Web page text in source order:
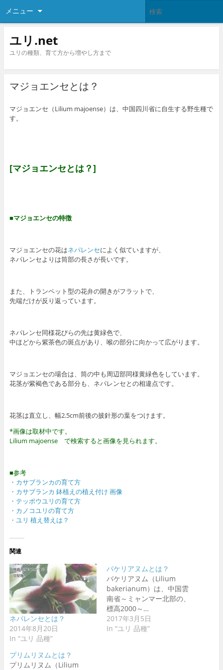
メニュー
ユリ.net
ユリの種類、育て方から増やし方まで
マジョエンセとは？
マジョエンセ（Lilium majoense）は、中国四川省に自生する野生種で
す。
[マジョエンセとは？]
■マジョエンセの特徴
マジョエンセの花はネパレンセによく似ていますが、
ネパレンセよりは筒部の長さが長いです。
また、トランペット型の花弁の開きがフラットで、
先端だけが反り返っています。
ネパレンセ同様花びらの先は黄緑色で、
中ほどから紫茶色の斑点があり、喉の部分に向かって広がります。
マジョエンセの場合は、筒の中も周辺部同様黄緑色をしています。
花茎が紫褐色である部分も、ネパレンセとの相違点です。
花茎は直立し、幅2.5cm前後の披針形の葉をつけます。
*画像は取材中です。
Lilium majoense で検索すると画像を見られます。
■参考
・カサブランカの育て方
・カサブランカ 鉢植えの植え付け 画像
・テッポウユリの育て方
・カノコユリの育て方
・ユリ 植え替えは？
関連
ネパレンセとは？
2014年8月20日
In “ユリ 品種”
バケリアヌムとは？
バケリアヌム（Lilium
bakerianum）は、中国雲
南省～ミャンマー北部の、
標高2000～…
2017年3月5日
In “ユリ 品種”
プリムリヌムとは？
プリムリヌム（Lilium